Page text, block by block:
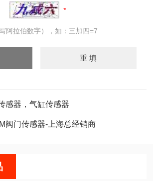
阿拉伯数字），如：三加四=7
感器，气缸传感器
阀门传感器-上海总经销商